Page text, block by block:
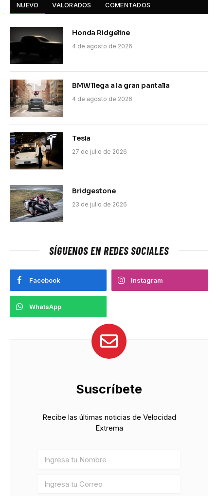
NUEVO VALORADOS COMENTADOS
Honda Ridgeline
4 de agosto de 2026
BMW llega a la gran pantalla
4 de agosto de 2026
Tesla
27 de julio de 2026
Bridgestone
23 de julio de 2026
SÍGUENOS EN REDES SOCIALES
Facebook Instagram
WhatsApp
Suscríbete
Recibe las últimas noticias de Velocidad
Extrema